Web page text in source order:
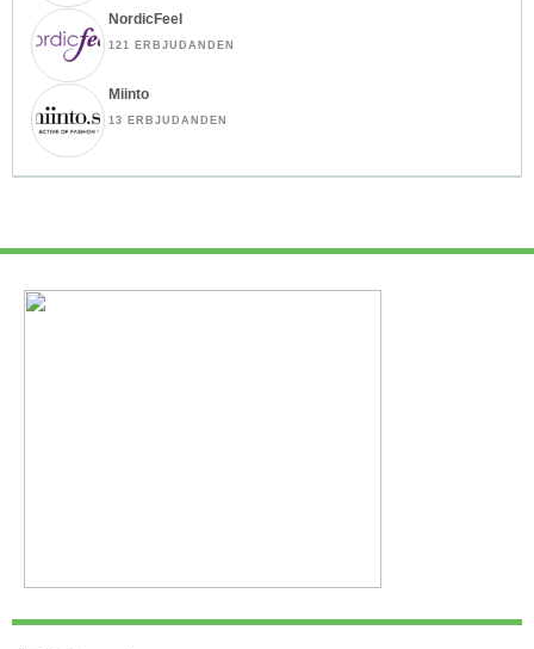
NordicFeel
121 ERBJUDANDEN
Miinto
13 ERBJUDANDEN